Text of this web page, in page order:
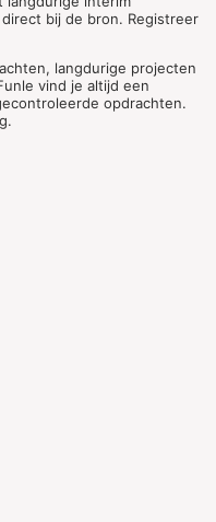
bij de bron. Registreer
langdurige projecten
vind je altijd een
opdrachten.